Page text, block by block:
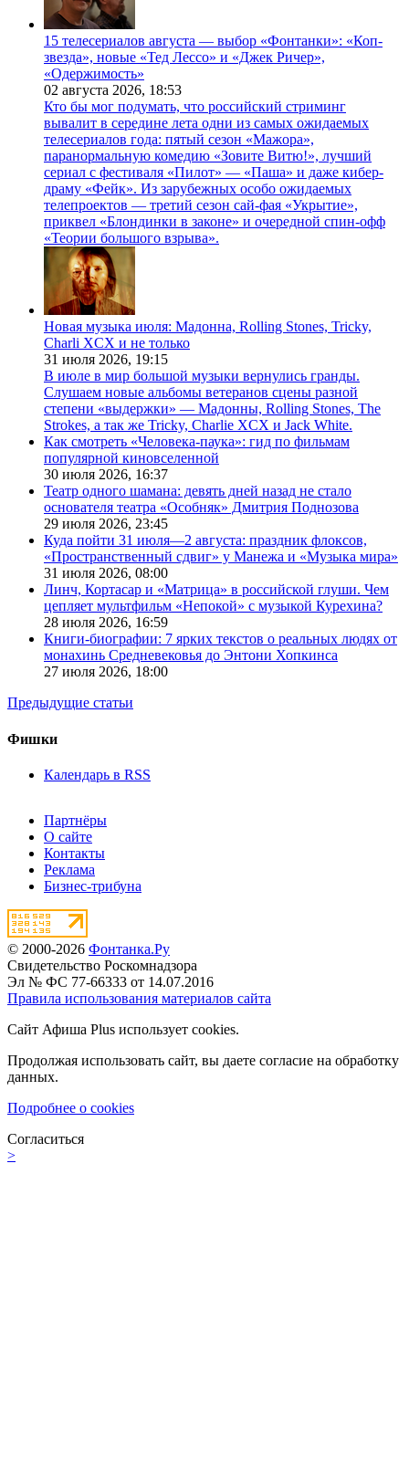
15 телесериалов августа — выбор «Фонтанки»: «Коп-
звезда», новые «Тед Лессо» и «Джек Ричер»,
«Одержимость»
02 августа 2026, 18:53
Кто бы мог подумать, что российский стриминг
вывалит в середине лета одни из самых ожидаемых
телесериалов года: пятый сезон «Мажора»,
паранормальную комедию «Зовите Витю!», лучший
сериал с фестиваля «Пилот» — «Паша» и даже кибер-
драму «Фейк». Из зарубежных особо ожидаемых
телепроектов — третий сезон сай-фая «Укрытие»,
приквел «Блондинки в законе» и очередной спин-офф
«Теории большого взрыва».
Новая музыка июля: Мадонна, Rolling Stones, Tricky,
Charli XCX и не только
31 июля 2026, 19:15
В июле в мир большой музыки вернулись гранды.
Слушаем новые альбомы ветеранов сцены разной
степени «выдержки» — Мадонны, Rolling Stones, The
Strokes, а так же Tricky, Charlie XCX и Jack White.
Как смотреть «Человека-паука»: гид по фильмам
популярной киновселенной
30 июля 2026, 16:37
Театр одного шамана: девять дней назад не стало
основателя театра «Особняк» Дмитрия Поднозова
29 июля 2026, 23:45
Куда пойти 31 июля—2 августа: праздник флоксов,
«Пространственный сдвиг» у Манежа и «Музыка мира»
31 июля 2026, 08:00
Линч, Кортасар и «Матрица» в российской глуши. Чем
цепляет мультфильм «Непокой» с музыкой Курехина?
28 июля 2026, 16:59
Книги-биографии: 7 ярких текстов о реальных людях от
монахинь Средневековья до Энтони Хопкинса
27 июля 2026, 18:00
Предыдущие статьи
Фишки
Календарь в RSS
Партнёры
О сайте
Контакты
Реклама
Бизнес-трибуна
© 2000-2026 Фонтанка.Ру
Свидетельство Роскомнадзора
Эл № ФС 77-66333 от 14.07.2016
Правила использования материалов сайта
Сайт Афиша Plus использует cookies.
Продолжая использовать сайт, вы даете согласие на обработку
данных.
Подробнее о cookies
Согласиться
>